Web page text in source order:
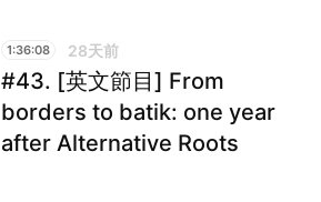
1:36:08 28天前
#43. [英文節目] From
borders to batik: one year
after Alternative Roots